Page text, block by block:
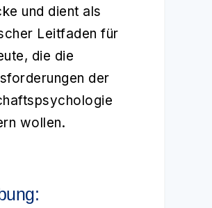
und dient als
Leitfaden für
die die
der
wollen.